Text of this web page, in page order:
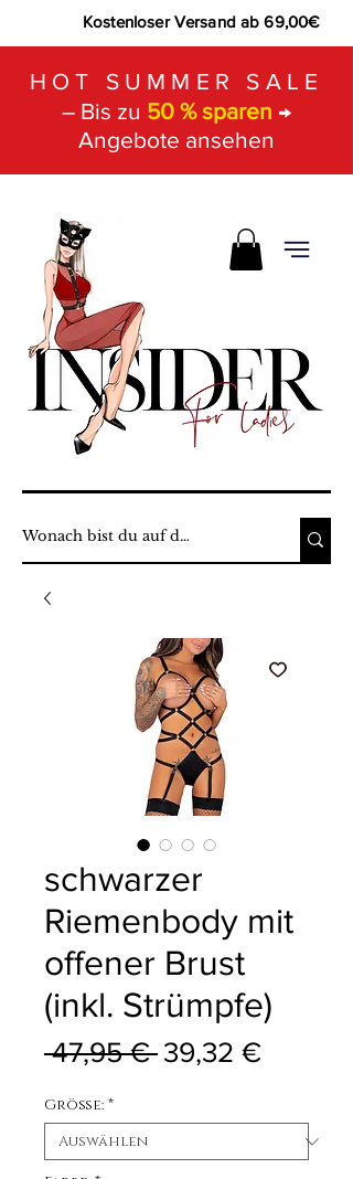
Kostenloser Versand ab 69,00€
HOT SUMMER SALE
– Bis zu 50 % sparen →
Angebote ansehen
schwarzer
Riemenbody mit
offener Brust
(inkl. Strümpfe)
47,95 € Standardpreis
39,32 €Sale-
Größe: *